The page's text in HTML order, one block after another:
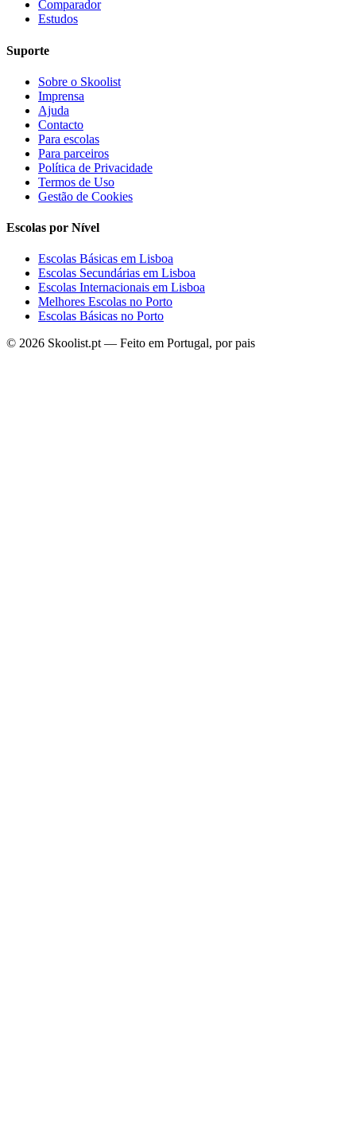
Comparador
Estudos
Suporte
Sobre o Skoolist
Imprensa
Ajuda
Contacto
Para escolas
Para parceiros
Política de Privacidade
Termos de Uso
Gestão de Cookies
Escolas por Nível
Escolas Básicas em Lisboa
Escolas Secundárias em Lisboa
Escolas Internacionais em Lisboa
Melhores Escolas no Porto
Escolas Básicas no Porto
© 2026 Skoolist.pt — Feito em Portugal, por pais